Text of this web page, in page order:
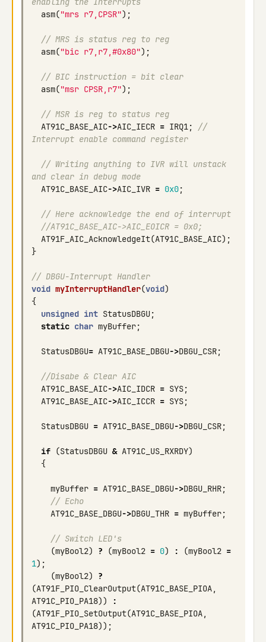
asm("mrs r7,CPSR");
// MRS is status reg to reg
asm("bic r7,r7,#0x80");
// BIC instruction = bit clear
asm("msr CPSR,r7");
// MSR is reg to status reg
AT91C_BASE_AIC->AIC_IECR = IRQ1;
//
Interrupt enable command register
// Writing anything to IVR will unstack
and clear in debug mode
AT91C_BASE_AIC->AIC_IVR = 0x0;
// Here acknowledge the end of interrupt
//AT91C_BASE_AIC->AIC_EOICR = 0x0;
AT91F_AIC_AcknowledgeIt(AT91C_BASE_AIC);
}
// DBGU-Interrupt Handler
void myInterruptHandler(void)
{
unsigned int StatusDBGU;
static char myBuffer;
StatusDBGU= AT91C_BASE_DBGU->DBGU_CSR;
//Disabe & Clear AIC
AT91C_BASE_AIC->AIC_IDCR = SYS;
AT91C_BASE_AIC->AIC_ICCR = SYS;
StatusDBGU = AT91C_BASE_DBGU->DBGU_CSR;
if (StatusDBGU & AT91C_US_RXRDY)
{
myBuffer = AT91C_BASE_DBGU->DBGU_RHR;
// Echo
AT91C_BASE_DBGU->DBGU_THR = myBuffer;
// Switch LED's
(myBool2) ? (myBool2 = 0) : (myBool2 =
1);
(myBool2)
?
(AT91F_PIO_ClearOutput(AT91C_BASE_PIOA,
AT91C_PIO_PA18))
:
(AT91F_PIO_SetOutput(AT91C_BASE_PIOA,
AT91C_PIO_PA18));